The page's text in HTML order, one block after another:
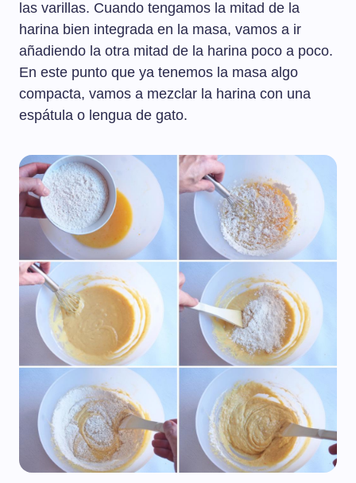
las varillas. Cuando tengamos la mitad de la
harina bien integrada en la masa, vamos a ir
añadiendo la otra mitad de la harina poco a poco.
En este punto que ya tenemos la masa algo
compacta, vamos a mezclar la harina con una
espátula o lengua de gato.